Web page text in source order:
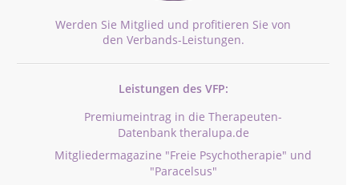
Werden Sie Mitglied und profitieren Sie von
den Verbands-Leistungen.
Leistungen des VFP:
Premiumeintrag in die Therapeuten-
Datenbank theralupa.de
Mitgliedermagazine "Freie Psychotherapie" und
"Paracelsus"